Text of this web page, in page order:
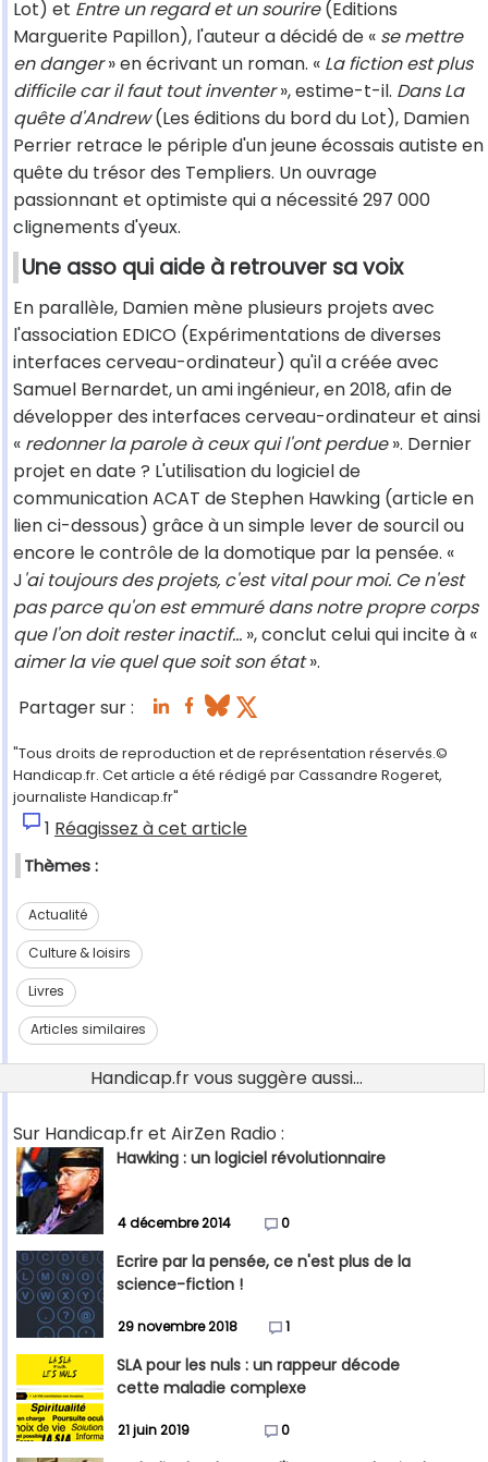
Lot) et Entre un regard et un sourire(Editions
Marguerite Papillon), l'auteur a décidé de « se mettre
en danger» en écrivant un roman. « La fiction est plus
difficile car il faut tout inventer», estime-t-il. Dans La
quête d'Andrew(Les éditions du bord du Lot), Damien
Perrier retrace le périple d'un jeune écossais autiste en
quête du trésor des Templiers. Un ouvrage
passionnant et optimiste qui a nécessité 297 000
clignements d'yeux.
Une asso qui aide à retrouver sa voix
En parallèle, Damien mène plusieurs projets avec
l'association EDICO (Expérimentations de diverses
interfaces cerveau-ordinateur) qu'il a créée avec
Samuel Bernardet, un ami ingénieur, en 2018, afin de
développer des interfaces cerveau-ordinateur et ainsi
« redonner la parole à ceux qui l'ont perdue». Dernier
projet en date ? L'utilisation du logiciel de
communication ACAT de Stephen Hawking (article en
lien ci-dessous) grâce à un simple lever de sourcil ou
encore le contrôle de la domotique par la pensée. «
J'ai toujours des projets, c'est vital pour moi. Ce n'est
pas parce qu'on est emmuré dans notre propre corps
que l'on doit rester inactif... », conclut celui qui incite à «
aimer la vie quel que soit son état».
Partager sur :
"Tous droits de reproduction et de représentation réservés.©
Handicap.fr. Cet article a été rédigé par Cassandre Rogeret,
journaliste Handicap.fr"
1 Réagissez à cet article
Thèmes :
Actualité
Culture & loisirs
Livres
Articles similaires
Handicap.fr vous suggère aussi...
Sur Handicap.fr et AirZen Radio :
Hawking : un logiciel révolutionnaire
4 décembre 2014 0
Ecrire par la pensée, ce n'est plus de la
science-fiction !
29 novembre 2018 1
SLA pour les nuls : un rappeur décode
cette maladie complexe
21 juin 2019 0